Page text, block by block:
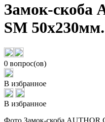
Замок-скоба
SM 50x230мм.
0 вопрос(ов)
В избранное
В избранное
Фото Замок-скоба AUTHOR